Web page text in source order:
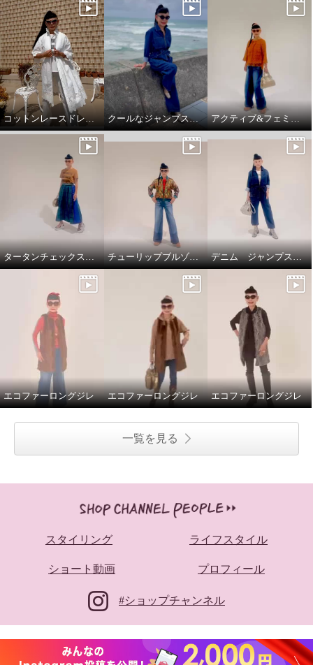
コットンレースドレスコート クールなジャンプスーツ‼️ アクティブ&フェミニンスタイリング
タータンチェックスカートで、新鮮スタイリング チューリップブルゾンと、ブラストパギーパンツ デニム ジャンプスーツ
エコファーロングジレ エコファーロングジレ エコファーロングジレ
一覧を見る
スタイリング ライフスタイル
ショート動画 プロフィール
#ショップチャンネル